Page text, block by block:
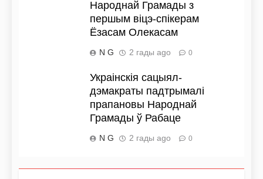
Народнай Грамады з
першым віцэ-спікерам
Ёзасам Олекасам
N G 2 гады ago 0
Украінскія сацыял-
дэмакраты падтрымалі
прапановы Народнай
Грамады ў Рабаце
N G 2 гады ago 0